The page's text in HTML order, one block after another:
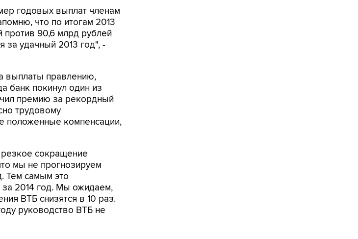
годовых выплат членам
что по итогам 2013
90,6 млрд рублей
за удачный 2013 год", -
выплаты правлению,
банк покинул один из
премию за рекордный
трудовому
положенные компенсации,
сокращение
мы не прогнозируем
Тем самым это
2014 год. Мы ожидаем,
ВТБ снизятся в 10 раз.
руководство ВТБ не